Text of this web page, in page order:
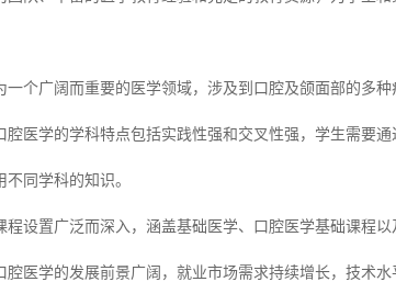
一个广阔而重要的医学领域，涉及到口腔及颌面部的多
腔医学的学科特点包括实践性强和交叉性强，学生需要
同学科的知识。
程设置广泛而深入，涵盖基础医学、口腔医学基础课程
腔医学的发展前景广阔，就业市场需求持续增长，技术